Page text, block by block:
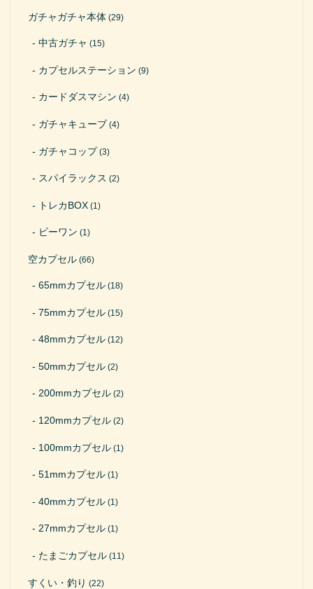
ガチャガチャ本体(29)
中古ガチャ (15)
カプセルステーション (9)
カードダスマシン (4)
ガチャキューブ (4)
ガチャコップ(3)
スパイラックス (2)
トレカBOX(1)
ビーワン (1)
空カプセル(66)
65mmカプセル(18)
75mmカプセル(15)
48mmカプセル(12)
50mmカプセル(2)
200mmカプセル(2)
120mmカプセル(2)
100mmカプセル(1)
51mmカプセル(1)
40mmカプセル(1)
27mmカプセル(1)
たまごカプセル(11)
すくい・釣り (22)